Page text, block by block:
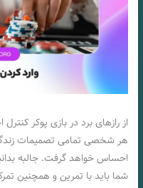
از رازهای برد در بازی پوکر
هر شخصی تمامی تصمیمات
احساس خواهد گرفت. جالبه
شما باید با تمرین و همچنین